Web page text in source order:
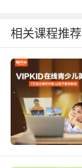
是西瓜、
lemon 对应
语意思是
芒
莓、medlar
mulberry 对
应的汉语意
樱桃、
fig 对应的汉
汉语意思是柑
相关课程推荐